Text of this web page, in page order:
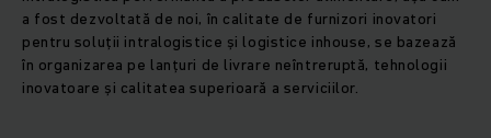
a fost dezvoltată de noi, în calitate de furnizori inovatori
pentru soluții intralogistice și logistice inhouse, se bazează
în organizarea pe lanțuri de livrare neîntreruptă, tehnologii
inovatoare și calitatea superioară a serviciilor.